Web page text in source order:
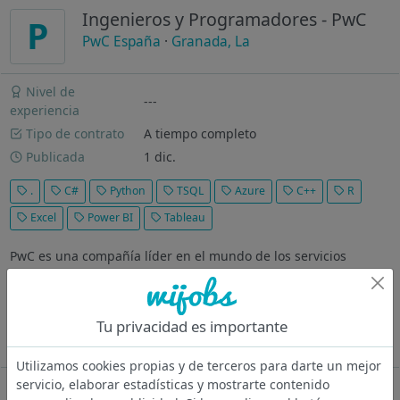
P Ingenieros y Programadores - PwC
PwC España · Granada, La
Nivel de
experiencia
---
Tipo de contrato
A tiempo completo
Publicada
1 dic.
. C# Python TSQL Azure C++
R
Excel
Power BI Tableau
PwC es una compañía líder en el mundo de los servicios
profesionales presente en 156 países con más de 290.000
profesionales comprometidos en ofrecer servicios de calidad
en consultoría, transacciones, auditoría, asesoramiento legal y
Ver más
Oferta desactivada
Tu privacidad es importante
Utilizamos cookies propias y de terceros para darte un mejor
servicio, elaborar estadísticas y mostrarte contenido